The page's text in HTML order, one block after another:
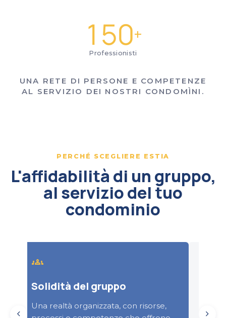
150+
Professionisti
UNA RETE DI PERSONE E COMPETENZE
AL SERVIZIO DEI NOSTRI CONDOMÌNI.
PERCHÉ SCEGLIERE ESTIA
L'affidabilità di un gruppo,
al servizio del tuo
condominio
chevron_left
groups
Solidità del gruppo
Una realtà organizzata, con risorse,
chevron_right